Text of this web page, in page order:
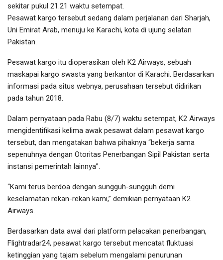
sekitar pukul 21.21 waktu setempat.
Pesawat kargo tersebut sedang dalam perjalanan dari Sharjah,
Uni Emirat Arab, menuju ke Karachi, kota di ujung selatan
Pakistan.
Pesawat kargo itu dioperasikan oleh K2 Airways, sebuah
maskapai kargo swasta yang berkantor di Karachi. Berdasarkan
informasi pada situs webnya, perusahaan tersebut didirikan
pada tahun 2018.
Dalam pernyataan pada Rabu (8/7) waktu setempat, K2 Airways
mengidentifikasi kelima awak pesawat dalam pesawat kargo
tersebut, dan mengatakan bahwa pihaknya “bekerja sama
sepenuhnya dengan Otoritas Penerbangan Sipil Pakistan serta
instansi pemerintah lainnya”.
“Kami terus berdoa dengan sungguh-sungguh demi
keselamatan rekan-rekan kami,” demikian pernyataan K2
Airways.
Berdasarkan data awal dari platform pelacakan penerbangan,
Flightradar24, pesawat kargo tersebut mencatat fluktuasi
ketinggian yang tajam sebelum mengalami penurunan